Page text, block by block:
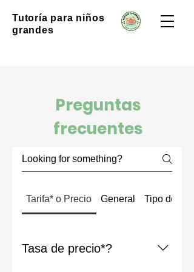
Tutoría para niños
grandes
Preguntas
frecuentes
Tarifa* o Precio General Tipo de
Tasa de precio*?